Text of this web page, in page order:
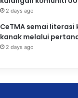
2 days ago
CeTMA semai
kanak melalui
2 days ago